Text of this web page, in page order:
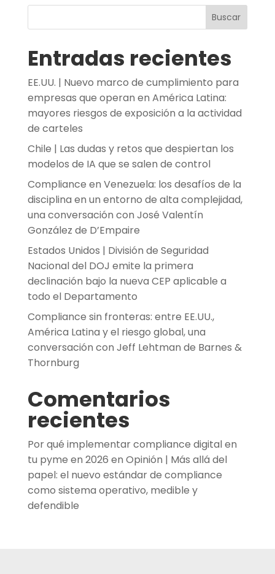
Buscar
Entradas recientes
EE.UU. | Nuevo marco de cumplimiento para
empresas que operan en América Latina:
mayores riesgos de exposición a la actividad
de carteles
Chile | Las dudas y retos que despiertan los
modelos de IA que se salen de control
Compliance en Venezuela: los desafíos de la
disciplina en un entorno de alta complejidad,
una conversación con José Valentín
González de D’Empaire
Estados Unidos | División de Seguridad
Nacional del DOJ emite la primera
declinación bajo la nueva CEP aplicable a
todo el Departamento
Compliance sin fronteras: entre EE.UU.,
América Latina y el riesgo global, una
conversación con Jeff Lehtman de Barnes &
Thornburg
Comentarios
recientes
Por qué implementar compliance digital en
tu pyme en 2026 en Opinión | Más allá del
papel: el nuevo estándar de compliance
como sistema operativo, medible y
defendible